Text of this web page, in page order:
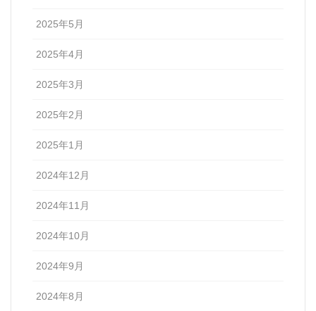
2025年5月
2025年4月
2025年3月
2025年2月
2025年1月
2024年12月
2024年11月
2024年10月
2024年9月
2024年8月